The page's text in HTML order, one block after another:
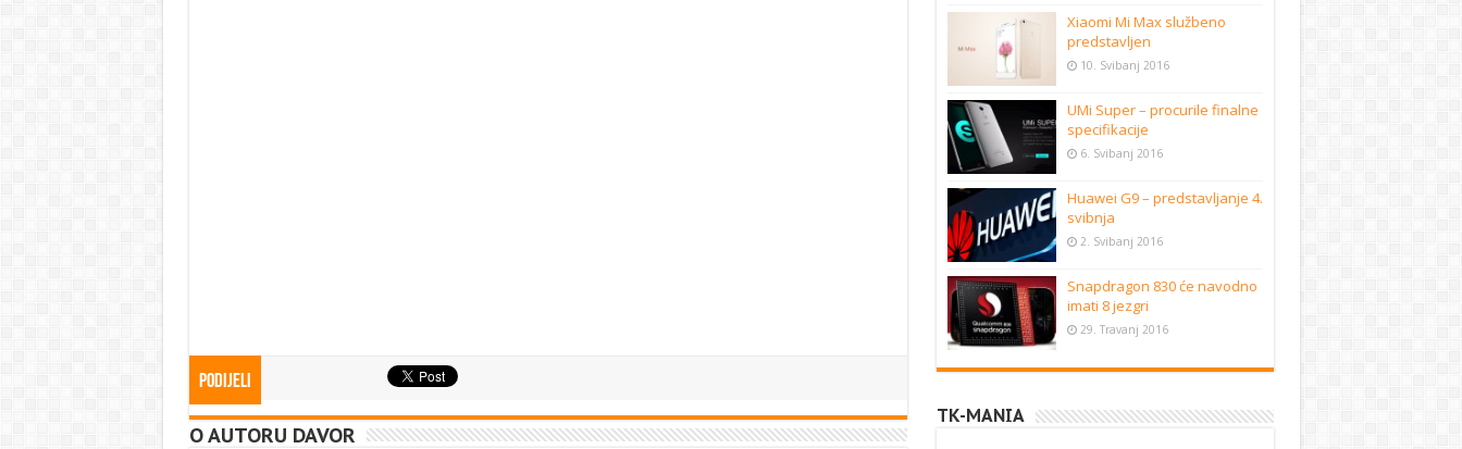
Podijeli
O AUTORU DAVOR
Xiaomi Mi Max službeno
predstavljen
10. Svibanj 2016
UMi Super – procurile finalne
specifikacije
6. Svibanj 2016
Huawei G9 – predstavljanje 4.
svibnja
2. Svibanj 2016
Snapdragon 830 će navodno
imati 8 jezgri
29. Travanj 2016
TK-MANIA